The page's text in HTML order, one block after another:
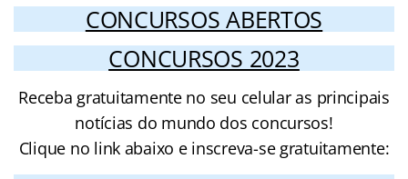
CONCURSOS ABERTOS
CONCURSOS 2023
Receba gratuitamente no seu celular as principais
notícias do mundo dos concursos!
Clique no link abaixo e inscreva-se gratuitamente: